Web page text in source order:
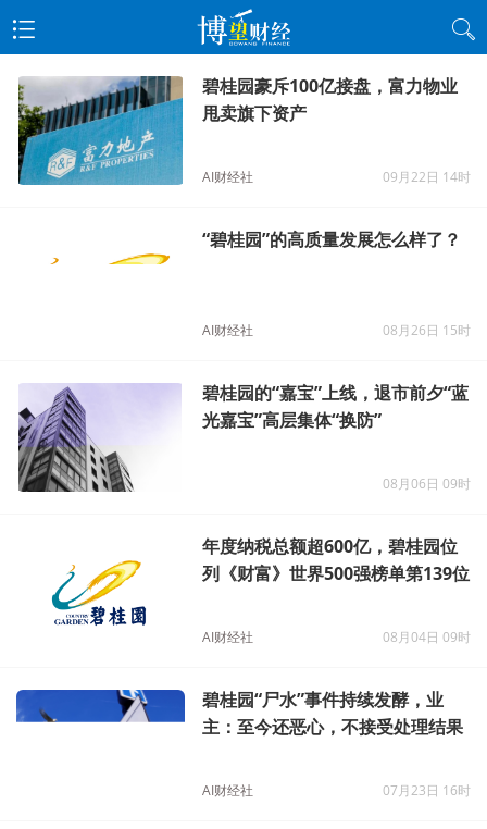
碧桂园豪斥100亿接盘，富力物业
甩卖旗下资产
AI财经社 09月22日 14时
“碧桂园”的高质量发展怎么样了？
AI财经社 08月26日 15时
碧桂园的“嘉宝”上线，退市前夕“蓝
光嘉宝”高层集体“换防”
08月06日 09时
年度纳税总额超600亿，碧桂园位
列《财富》世界500强榜单第139位
AI财经社 08月04日 09时
碧桂园“尸水”事件持续发酵，业
主：至今还恶心，不接受处理结果
AI财经社 07月23日 16时